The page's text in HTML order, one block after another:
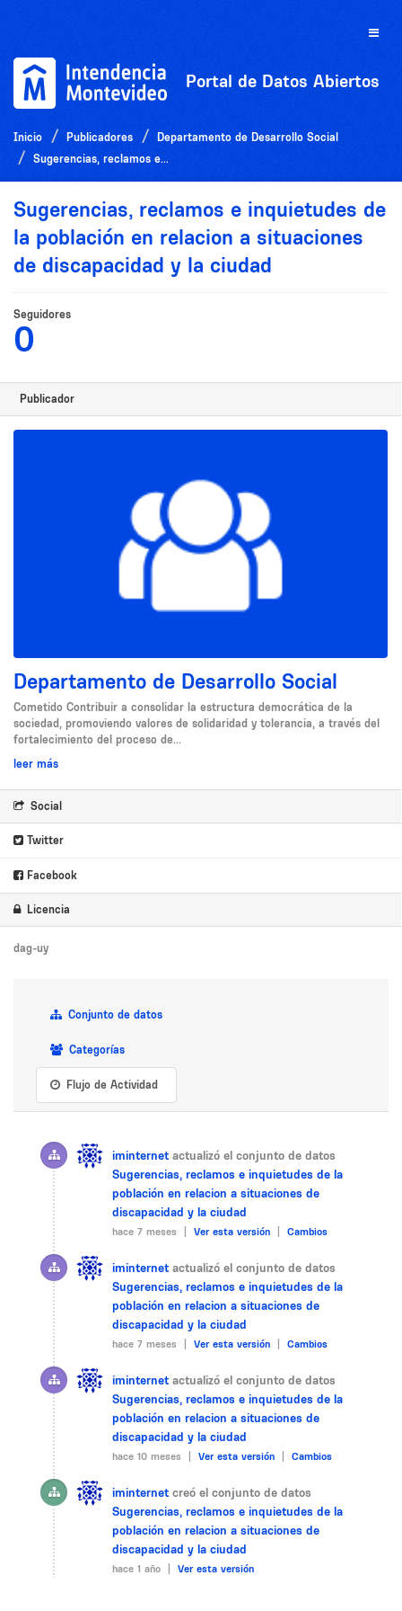
Toggle
Portal de Datos Abiertos
Inicio Publicadores
Departamento de Desarrollo Social
Sugerencias, reclamos e...
Sugerencias, reclamos e inquietudes de
la población en relacion a situaciones
de discapacidad y la ciudad
Seguidores
0
Publicador
Departamento de Desarrollo Social
Cometido Contribuir a consolidar la estructura democrática de la
sociedad, promoviendo valores de solidaridad y tolerancia, a través del
fortalecimiento del proceso de...
leer más
Social
Twitter
Facebook
Licencia
dag-uy
Conjunto de datos
Categorías
Flujo de Actividad
iminternet actualizó el conjunto de datos
Sugerencias, reclamos e inquietudes de la
población en relacion a situaciones de
discapacidad y la ciudad
hace 7 meses | Ver esta versión Cambios
iminternet actualizó el conjunto de datos
Sugerencias, reclamos e inquietudes de la
población en relacion a situaciones de
discapacidad y la ciudad
hace 7 meses | Ver esta versión Cambios
iminternet actualizó el conjunto de datos
Sugerencias, reclamos e inquietudes de la
población en relacion a situaciones de
discapacidad y la ciudad
hace 10 meses | Ver esta versión Cambios
iminternet creó el conjunto de datos
Sugerencias, reclamos e inquietudes de la
población en relacion a situaciones de
discapacidad y la ciudad
hace 1 año | Ver esta versión